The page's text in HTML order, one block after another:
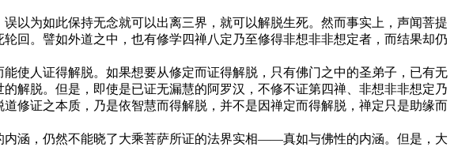
以为如此保持无念就可以出离三界，就可以解脱生死。然而事实上，声闻菩提
回。譬如外道之中，也有修学四禅八定乃至修得非想非非想定者，而结果却仍
使人证得解脱。如果想要从修定而证得解脱，只有佛门之中的圣弟子，已有无
解脱。但是，即使是已证无漏慧的阿罗汉，不修不证第四禅、非想非非想定乃
修证之本质，乃是依智慧而得解脱，并不是因禅定而得解脱，禅定只是助缘而
涵，仍然不能晓了大乘菩萨所证的法界实相——真如与佛性的内涵。但是，大